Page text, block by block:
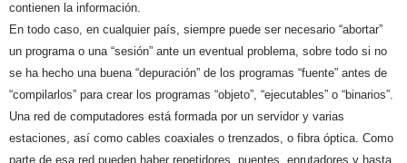
contienen la información.
En todo caso, en cualquier país, siempre puede ser necesario “abortar”
un programa o una “sesión” ante un eventual problema, sobre todo si no
se ha hecho una buena “depuración” de los programas “fuente” antes de
“compilarlos” para crear los programas “objeto”, “ejecutables” o “binarios”.
Una red de computadores está formada por un servidor y varias
estaciones, así como cables coaxiales o trenzados, o fibra óptica. Como
parte de esa red pueden haber repetidores, puentes, enrutadores y hasta